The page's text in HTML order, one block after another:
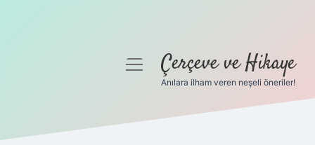
Gizlilik Politikası
menüyüÇerçeve ve Hikaye
Anılara ilham veren neşeli öneriler!